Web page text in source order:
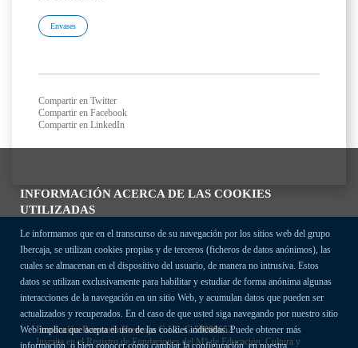
INFORMACIÓN ACERCA DE LAS COOKIES
UTILIZADAS
Le informamos que en el transcurso de su navegación por los sitios web del grupo
Ibercaja, se utilizan cookies propias y de terceros (ficheros de datos anónimos), las
cuales se almacenan en el dispositivo del usuario, de manera no intrusiva. Estos
datos se utilizan exclusivamente para habilitar y estudiar de forma anónima algunas
interacciones de la navegación en un sitio Web, y acumulan datos que pueden ser
actualizados y recuperados. En el caso de que usted siga navegando por nuestro sitio
Web implica que acepta el uso de las cookies indicadas. Puede obtener más
información, o bien conocer cómo cambiar la configuración, en nuestra
Envases
Compartir en Twitter
Compartir en Facebook
Compartir en LinkedIn
Fundación Bancaria Ibercaja C.I.F. G-50000652.
Inscrita en el Registro de Fundaciones del Mº de Educación, Cultura y